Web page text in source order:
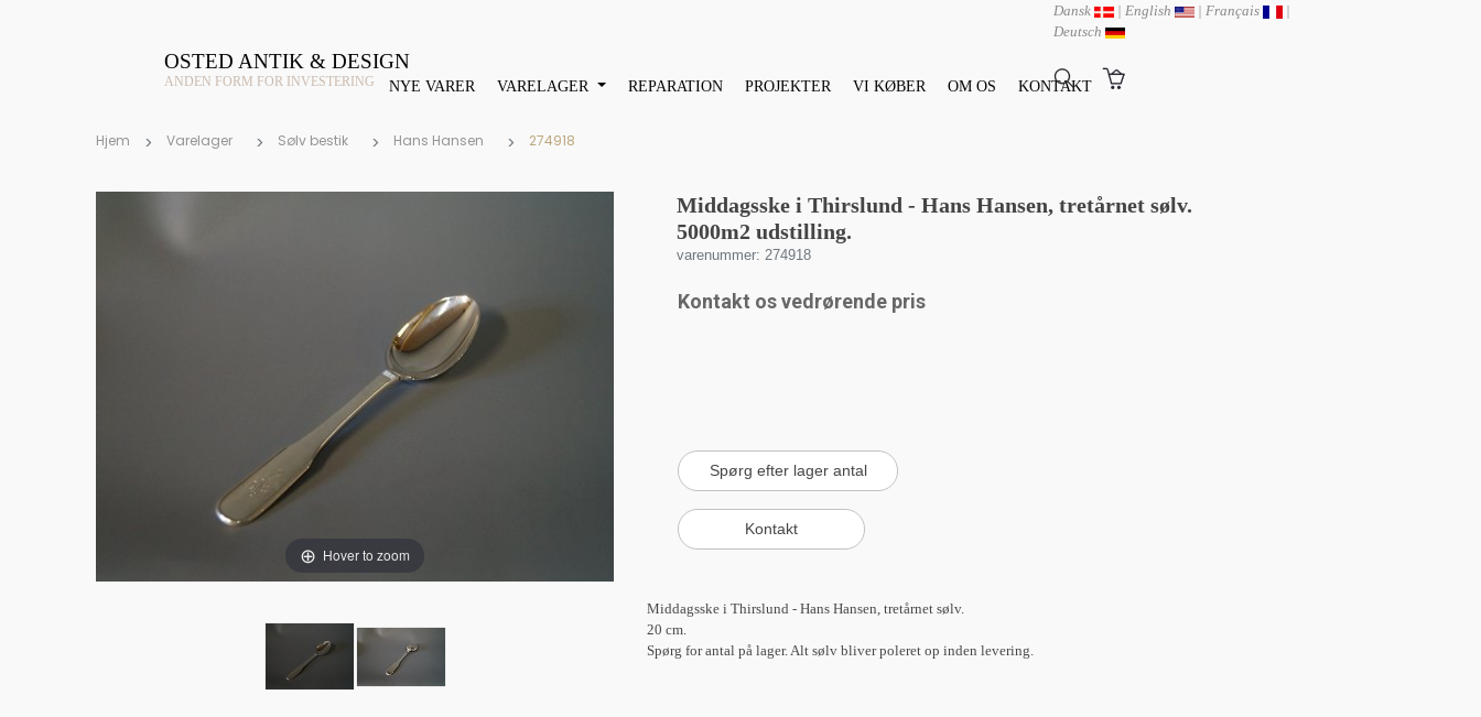
OSTED ANTIK & DESIGN
ANDEN FORM FOR INVESTERING NYE VARER VARELAGER REPARATION PROJEKTER VI KØBER OM OS KONTAKT
Dansk | English | Français
|
Deutsch
Hjem Varelager Sølv bestik Hans Hansen 274918
Hover to zoom
Middagsske i Thirslund - Hans Hansen, tretårnet sølv.
5000m2 udstilling.
varenummer: 274918
Kontakt os vedrørende pris
Middagsske i Thirslund - Hans Hansen, tretårnet sølv.
20 cm.
Spørg for antal på lager. Alt sølv bliver poleret op inden levering.